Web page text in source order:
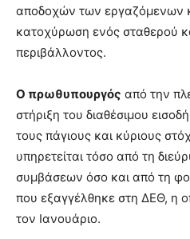
αποδοχών των εργαζόμενων
κατοχύρωση ενός σταθερού
περιβάλλοντος.
Ο πρωθυπουργός από την
στήριξη του διαθέσιμου
τους πάγιους και κύριους
υπηρετείται τόσο από τη
συμβάσεων όσο και από τη
που εξαγγέλθηκε στη ΔΕΘ, η
τον Ιανουάριο.